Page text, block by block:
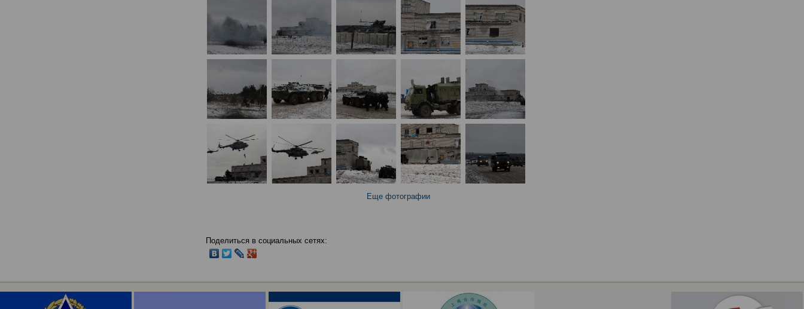
Еще фотографии
Поделиться в социальных сетях: